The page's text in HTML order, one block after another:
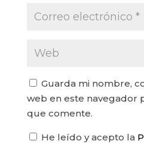
Guarda mi nombre,
web en este navegador
que comente.
He leído y acepto la